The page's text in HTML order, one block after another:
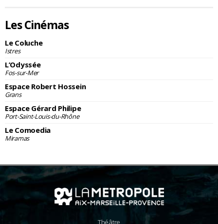
Les Cinémas
Le Coluche
Istres
L’Odyssée
Fos-sur-Mer
Espace Robert Hossein
Grans
Espace Gérard Philipe
Port-Saint-Louis-du-Rhône
Le Comoedia
Miramas
Théâtre